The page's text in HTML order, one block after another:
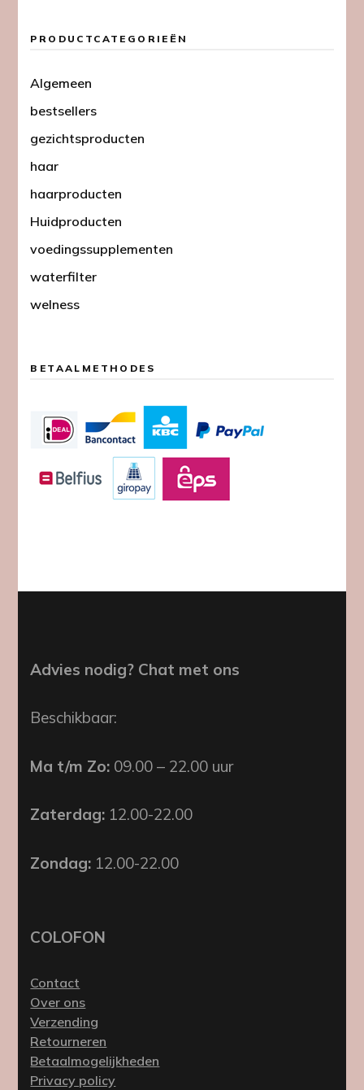
PRODUCTCATEGORIEËN
Algemeen
bestsellers
gezichtsproducten
haar
haarproducten
Huidproducten
voedingssupplementen
waterfilter
welness
BETAALMETHODES
Advies nodig? Chat met ons
Beschikbaar:
Ma t/m Zo: 09.00 – 22.00 uur
Zaterdag: 12.00-22.00
Zondag: 12.00-22.00
COLOFON
Contact
Over ons
Verzending
Retourneren
Betaalmogelijkheden
Privacy policy